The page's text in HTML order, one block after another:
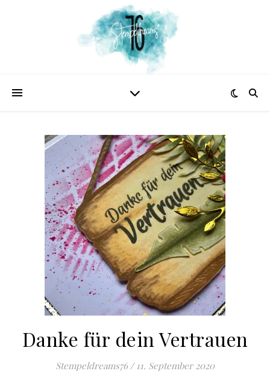
Danke für dein Vertrauen
Stempeldreams76 / 11. September 2020